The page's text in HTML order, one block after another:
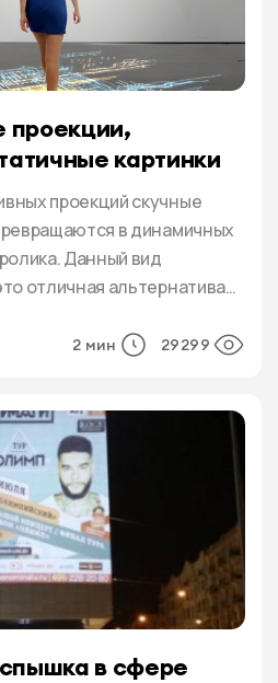
проекции,
картинки
проекций скучные
в динамичных
Данный вид
отличная альтернатива
отмечают, что эта
на стенах и
отлично […]
2 мин 29299
в сфере